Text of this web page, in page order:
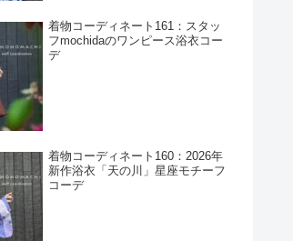
着物コーディネート161：スタッ
フmochidaのワンピース浴衣コー
デ
着物コーディネート160：2026年
新作浴衣「天の川」星座モチーフ
コーデ